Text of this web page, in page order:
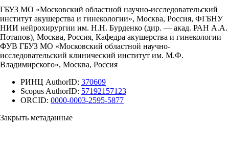
ГБУЗ МО «Московский областной научно-исследовательский
институт акушерства и гинекологии», Москва, Россия, ФГБНУ
НИИ нейрохирургии им. Н.Н. Бурденко (дир. — акад. РАН А.А.
Потапов), Москва, Россия, Кафедра акушерства и гинекологии
ФУВ ГБУЗ МО «Московский областной научно-
исследовательский клинический институт им. М.Ф.
Владимирского», Москва, Россия
РИНЦ AuthorID: 370609
Scopus AuthorID: 57192157123
ORCID: 0000-0003-2595-5877
Закрыть метаданные